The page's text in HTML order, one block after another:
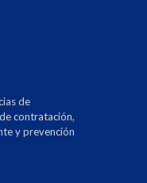
de
contratación,
y prevención